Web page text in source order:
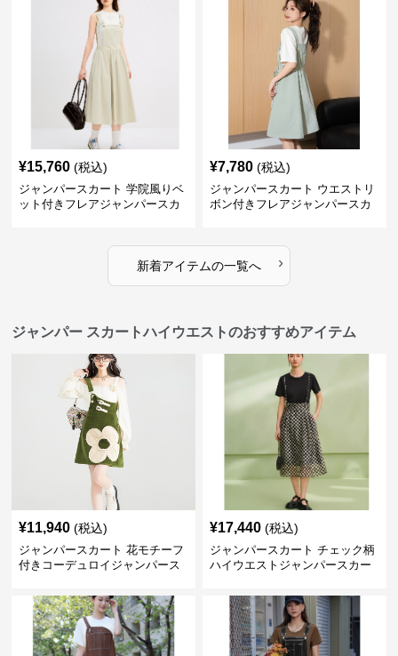
¥15,760 (税込)
ジャンパースカート 学院風りベ
ット付きフレアジャンパースカ
¥7,780 (税込)
ジャンパースカート ウエストリ
ボン付きフレアジャンパースカ
新着アイテムの一覧へ ›
ジャンパー スカートハイウエストのおすすめアイテム
¥11,940 (税込)
ジャンパースカート 花モチーフ
付きコーデュロイジャンパース
¥17,440 (税込)
ジャンパースカート チェック柄
ハイウエストジャンパースカー